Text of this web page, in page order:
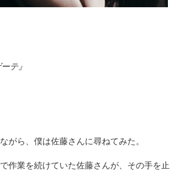
テ』
ら、僕は佐藤さんに尋ねてみた。
作業を続けていた佐藤さんが、その手を止